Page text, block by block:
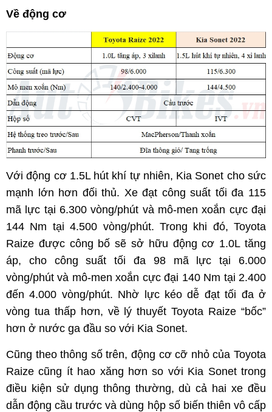
Về động cơ
Với động cơ 1.5L hút khí tự nhiên, Kia Sonet cho sức
mạnh lớn hơn đối thủ. Xe đạt công suất tối đa 115
mã lực tại 6.300 vòng/phút và mô-men xoắn cực đại
144 Nm tại 4.500 vòng/phút. Trong khi đó, Toyota
Raize được công bố sẽ sở hữu động cơ 1.0L tăng
áp, cho công suất tối đa 98 mã lực tại 6.000
vòng/phút và mô-men xoắn cực đại 140 Nm tại 2.400
đến 4.000 vòng/phút. Nhờ lực kéo dễ đạt tối đa ở
vòng tua thấp hơn, về lý thuyết Toyota Raize “bốc”
hơn ở nước ga đầu so với Kia Sonet.
Cũng theo thông số trên, động cơ cỡ nhỏ của Toyota
Raize cũng ít hao xăng hơn so với Kia Sonet trong
điều kiện sử dụng thông thường, dù cả hai xe đều
dẫn động cầu trước và dùng hộp số biến thiên vô cấp